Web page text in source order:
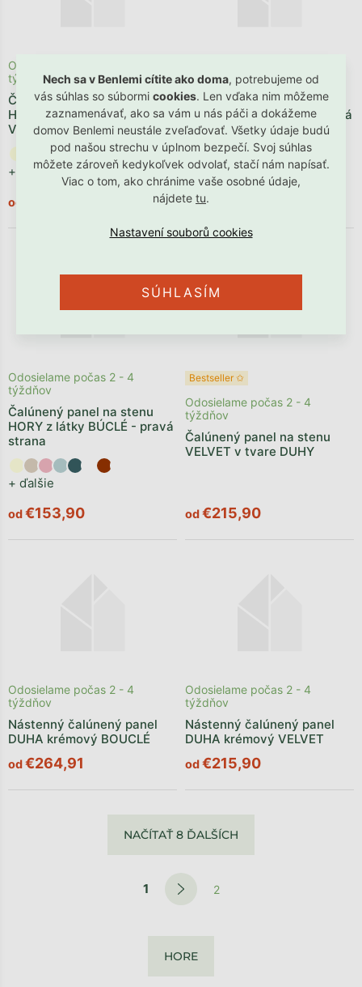
Nech sa v Benlemi cítite ako doma, potrebujeme od
vás súhlas so súbormi cookies. Len vďaka nim môžeme
zaznamenávať, ako sa vám u nás páči a dokážeme
domov Benlemi neustále zveľaďovať. Všetky údaje budú
pod našou strechu v úplnom bezpečí. Svoj súhlas
môžete zároveň kedykoľvek odvolať, stačí nám napísať.
Viac o tom, ako chránime vaše osobné údaje,
nájdete tu.
SÚHLASÍM
Čalúnený panel na stenu
HORY - pravá strana
VELVET
+ ďalšie
Odosielame počas 2 - 4
týždňov
od
Čalúnený panel na stenu
HORY z látky BOUCLÉ ​​- ľavá
strana
+ ďalšie
týždňov
od€153,90
Čalúnený panel na stenu
HORY z látky BÚCLÉ - pravá
strana
+ ďalšie
Odosielame počas 2 - 4
týždňov
od€153,90
Bestseller ✩
Čalúnený panel na stenu
VELVET v tvare DUHY
Odosielame počas 2 - 4
týždňov
od€215,90
Nástenný čalúnený panel
DUHA krémový BOUCLÉ
Odosielame počas 2 - 4
týždňov
od€264,91
Nástenný čalúnený panel
DUHA krémový VELVET
Odosielame počas 2 - 4
týždňov
od€215,90
NAČÍTAŤ 8 ĎALŠÍCH
1 2
HORE